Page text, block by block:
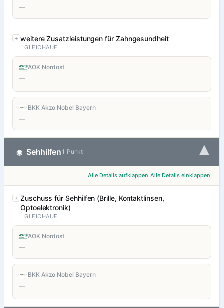
—
weitere Zusatzleistungen für Zahngesundheit
GLEICHAUF
AOK Nordost
—
BKK Akzo Nobel Bayern
—
◉ Sehhilfen 1 Punkt ▾
Alle Details aufklappen Alle Details einklappen
Zuschuss für Sehhilfen (Brille, Kontaktlinsen,
Optoelektronik)
GLEICHAUF
AOK Nordost
—
BKK Akzo Nobel Bayern
—